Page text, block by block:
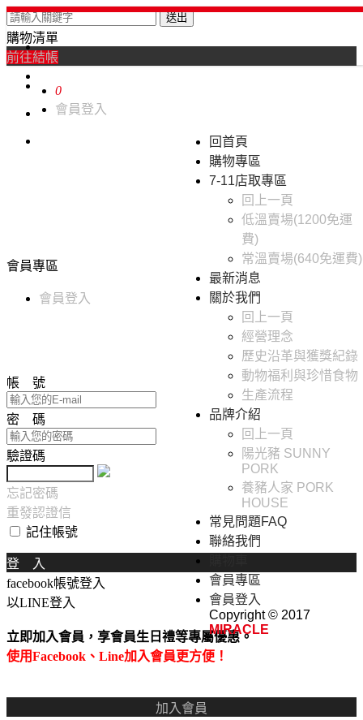
0
會員登入
回首頁
購物專區
7-11店取專區
回上一頁
低溫賣場(1200免運
費)
常溫賣場(640免運費)
最新消息
關於我們
回上一頁
經營理念
歷史沿革與獲獎紀錄
動物福利與珍惜食物
生產流程
品牌介紹
回上一頁
陽光豬 SUNNY
PORK
養豬人家 PORK
HOUSE
常見問題FAQ
聯絡我們
會員專區
會員登入
Copyright © 2017
MIRACLE
送出
購物清單
前往結帳
會員專區
會員登入
帳 號
密 碼
驗證碼
忘記密碼
重發認證信
記住帳號
登 入
facebook帳號登入
以LINE登入
立即加入會員，享會員生日禮等專屬優惠。
使用Facebook、Line加入會員更方便！
加入會員